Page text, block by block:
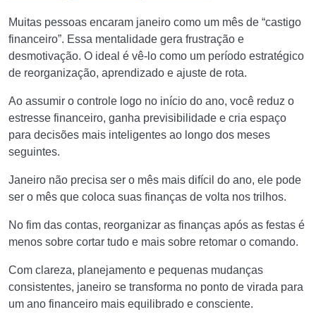
Muitas pessoas encaram janeiro como um mês de “castigo
financeiro”. Essa mentalidade gera frustração e
desmotivação. O ideal é vê-lo como um período estratégico
de reorganização, aprendizado e ajuste de rota.
Ao assumir o controle logo no início do ano, você reduz o
estresse financeiro, ganha previsibilidade e cria espaço
para decisões mais inteligentes ao longo dos meses
seguintes.
Janeiro não precisa ser o mês mais difícil do ano, ele pode
ser o mês que coloca suas finanças de volta nos trilhos.
No fim das contas, reorganizar as finanças após as festas é
menos sobre cortar tudo e mais sobre retomar o comando.
Com clareza, planejamento e pequenas mudanças
consistentes, janeiro se transforma no ponto de virada para
um ano financeiro mais equilibrado e consciente.